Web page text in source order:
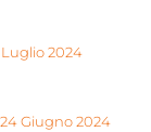
Luglio 2024
24 Giugno 2024